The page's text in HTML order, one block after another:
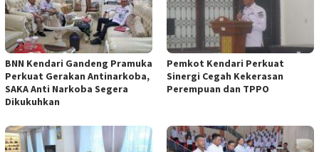
BNN Kendari Gandeng Pramuka
Perkuat Gerakan Antinarkoba,
SAKA Anti Narkoba Segera
Dikukuhkan
Pemkot Kendari Perkuat
Sinergi Cegah Kekerasan
Perempuan dan TPPO